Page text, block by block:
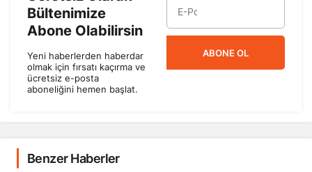
Bültenimize
Abone Olabilirsin
Yeni haberlerden haberdar
olmak için fırsatı kaçırma ve
ücretsiz e-posta
aboneliğini hemen başlat.
ABONE OL
Benzer Haberler